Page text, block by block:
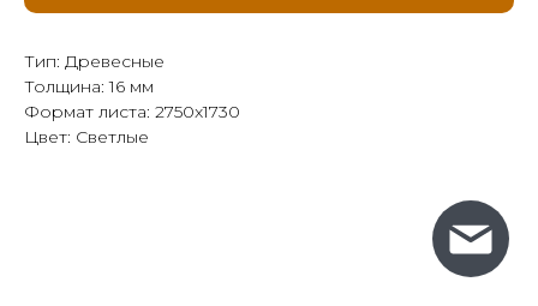
Тип: Древесные
Толщина: 16 мм
Формат листа: 2750x1730
Цвет: Светлые